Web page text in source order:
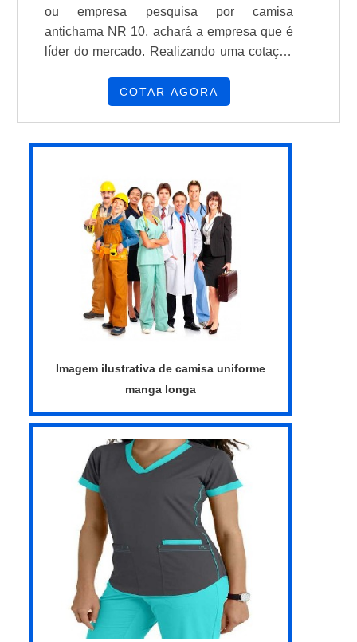
ou empresa pesquisa por camisa
antichama NR 10, achará a empresa que é
líder do mercado. Realizando uma cotação
descobrindo a líder em qualidade. MAIS
camisa antichama em uma empresa
Disponibilizando para os clientes uniformes
com faixas refletivas (NBR 15292) e
uniforme...
COTAR AGORA
Imagem ilustrativa de camisa uniforme
manga longa